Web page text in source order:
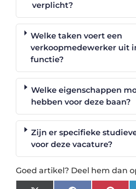
verplicht?
Welke taken voert een
verkoopmedewerker uit
functie?
Welke eigenschappen
hebben voor deze baan?
Zijn er specifieke
voor deze vacature?
Goed artikel? Deel hem dan